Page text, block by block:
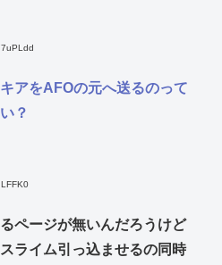
アをAFOの元へ送るのって
？
ページが無いんだろうけど
ライム引っ込ませるの同時